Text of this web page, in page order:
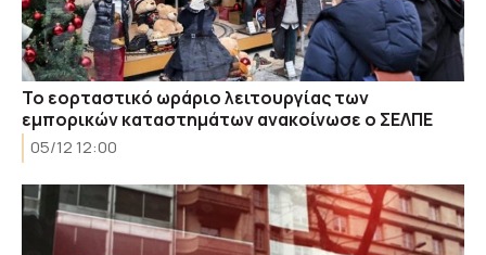
Το εορταστικό ωράριο λειτουργίας των
εμπορικών καταστημάτων ανακοίνωσε ο ΣΕΛΠΕ
05/12 12:00